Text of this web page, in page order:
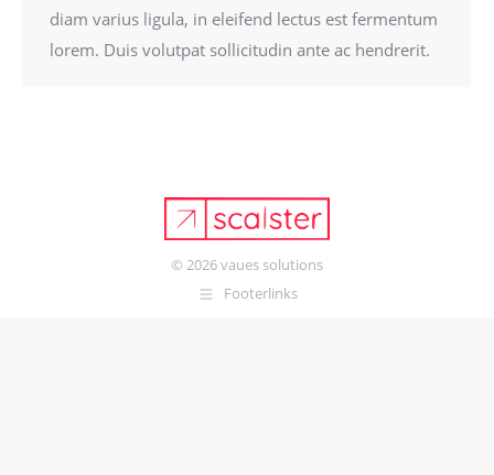
diam varius ligula, in eleifend lectus est fermentum
lorem. Duis volutpat sollicitudin ante ac hendrerit.
© 2026vaues solutions
Footerlinks